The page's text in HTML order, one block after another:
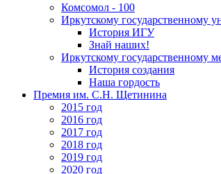
Комсомол - 100
Иркутскому государственному
История ИГУ
Знай наших!
Иркутскому государственному
История создания
Наша гордость
Премия им. С.Н. Щетинина
2015 год
2016 год
2017 год
2018 год
2019 год
2020 год